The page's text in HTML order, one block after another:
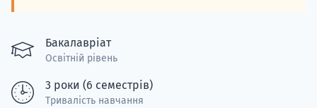
Бакалавріат
Освітній рівень
3 роки (6 семестрів)
Тривалість навчання